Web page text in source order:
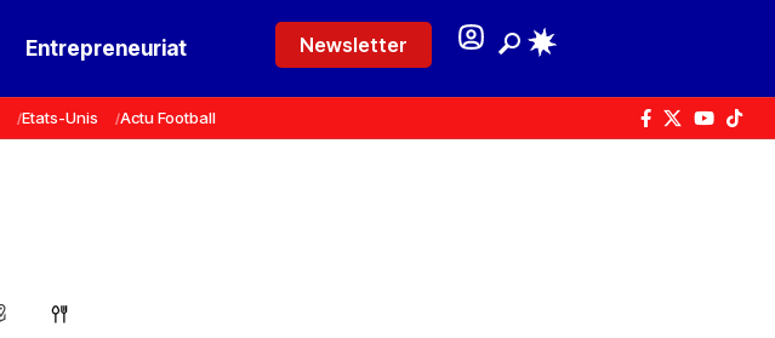
Entrepreneuriat Newsletter
Etats-Unis Actu Football